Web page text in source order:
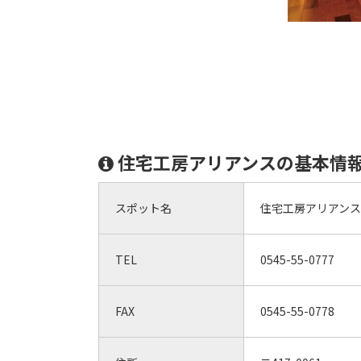
住宅工房アリアンスの基本情
スポット名 住宅工房アリアンス
TEL 0545-55-0777
FAX 0545-55-0778